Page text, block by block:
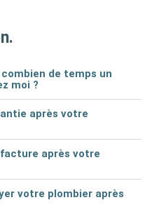
de temps un
moi ?
après votre
après votre
votre plombier après